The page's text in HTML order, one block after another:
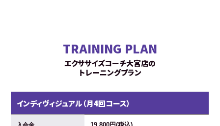
TRAINING PLAN
エクササイズコーチ大宮店の
トレーニングプラン
インディヴィジュアル（月4回コース）